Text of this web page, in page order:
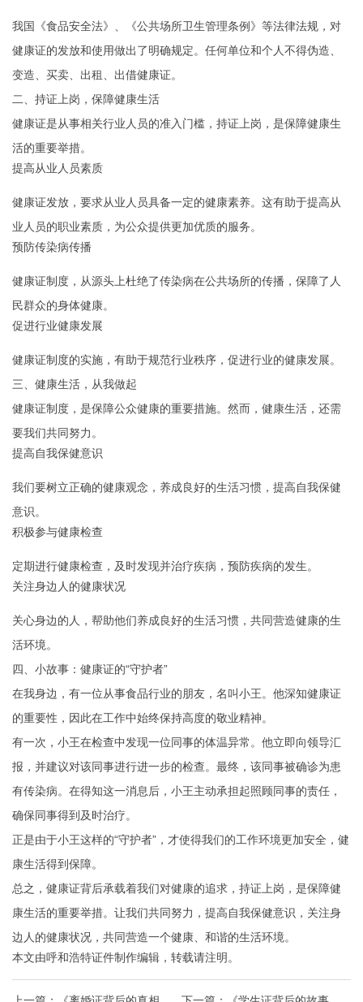
我国《食品安全法》、《公共场所卫生管理条例》等法律法规，对
健康证的发放和使用做出了明确规定。任何单位和个人不得伪造、
变造、买卖、出租、出借健康证。
二、持证上岗，保障健康生活
健康证是从事相关行业人员的准入门槛，持证上岗，是保障健康生
活的重要举措。
提高从业人员素质
健康证发放，要求从业人员具备一定的健康素养。这有助于提高从
业人员的职业素质，为公众提供更加优质的服务。
预防传染病传播
健康证制度，从源头上杜绝了传染病在公共场所的传播，保障了人
民群众的身体健康。
促进行业健康发展
健康证制度的实施，有助于规范行业秩序，促进行业的健康发展。
三、健康生活，从我做起
健康证制度，是保障公众健康的重要措施。然而，健康生活，还需
要我们共同努力。
提高自我保健意识
我们要树立正确的健康观念，养成良好的生活习惯，提高自我保健
意识。
积极参与健康检查
定期进行健康检查，及时发现并治疗疾病，预防疾病的发生。
关注身边人的健康状况
关心身边的人，帮助他们养成良好的生活习惯，共同营造健康的生
活环境。
四、小故事：健康证的“守护者”
在我身边，有一位从事食品行业的朋友，名叫小王。他深知健康证
的重要性，因此在工作中始终保持高度的敬业精神。
有一次，小王在检查中发现一位同事的体温异常。他立即向领导汇
报，并建议对该同事进行进一步的检查。最终，该同事被确诊为患
有传染病。在得知这一消息后，小王主动承担起照顾同事的责任，
确保同事得到及时治疗。
正是由于小王这样的“守护者”，才使得我们的工作环境更加安全，健
康生活得到保障。
总之，健康证背后承载着我们对健康的追求，持证上岗，是保障健
康生活的重要举措。让我们共同努力，提高自我保健意识，关注身
边人的健康状况，共同营造一个健康、和谐的生活环境。
本文由呼和浩特证件制作编辑，转载请注明。